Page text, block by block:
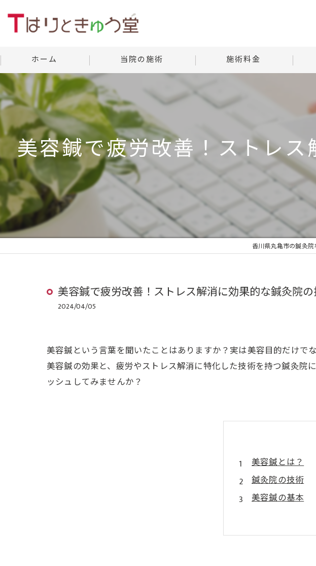
ホーム 当院の施術
美容鍼灸
施術料金
当院の様子
肩
首
美容鍼で疲労改善！ストレ
香川県丸亀市の鍼灸
美容鍼で疲労改善！ストレス解消に効果的な鍼灸院の
2024/04/05
美容鍼という言葉を聞いたことはありますか？実は美容目的だけで
美容鍼の効果と、疲労やストレス解消に特化した技術を持つ鍼灸
ッシュしてみませんか？
美容鍼とは？
鍼灸院の技術
美容鍼の基本
美容鍼を受ける